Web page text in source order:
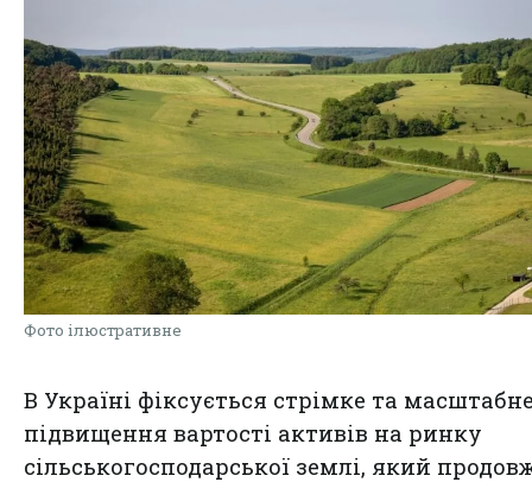
Фото ілюстративне
В Україні фіксується стрімке та
підвищення вартості активів на ринку
сільськогосподарської землі, який